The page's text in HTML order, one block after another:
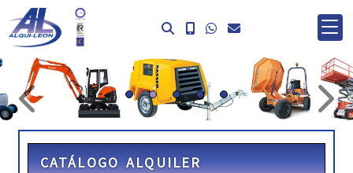
prev
CATÁLOGO ALQUILER